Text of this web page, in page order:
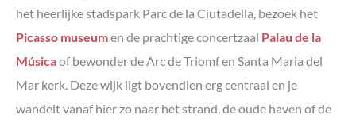
het heerlijke stadspark Parc de la Ciutadella, bezoek het
Picasso museumen de prachtige concertzaal Palau de la
Músicaof bewonder de Arc de Triomf en Santa Maria del
Mar kerk. Deze wijk ligt bovendien erg centraal en je
wandelt vanaf hier zo naar het strand, de oude haven of de